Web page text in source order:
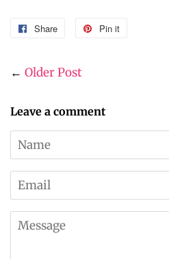
Share
Share
Facebook
Pin it
← Older Post
Leave a comment
Name
Email
Message